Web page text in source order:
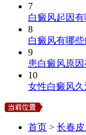
7
白癜风起因
8
白癜风有哪
9
患白癜风原
10
女性白癜风
首页 > 长春